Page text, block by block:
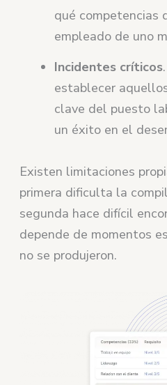
qué competencias
empleado de uno
Incidentes críticos
establecer
clave del puesto
un éxito en el
Existen limitaciones
primera dificulta la
segunda hace difícil
depende de momentos
no se produjeron.